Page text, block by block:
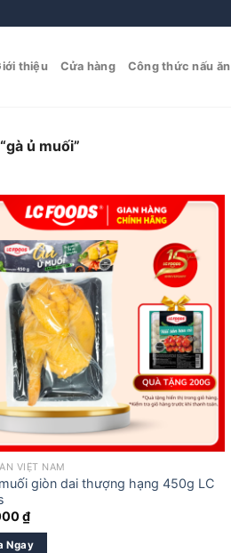
thiệu Cửa hàng Công thức nấu ăn
ủ muối”
VIỆT NAM
giòn dai thượng hạng 450g LC
₫
Ngay